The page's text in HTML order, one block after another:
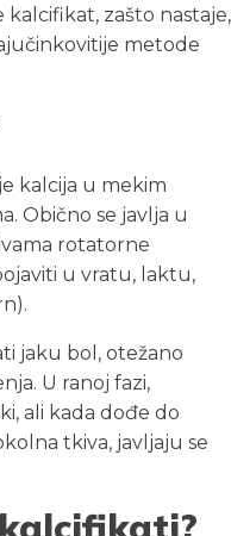
zašto nastaje,
metode
kalcija u mekim
Obično se javlja u
rotatorne
u vratu, laktu,
jaku bol, otežano
U ranoj fazi,
ali kada dođe do
tkiva, javljaju se